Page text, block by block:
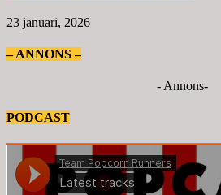
23 januari, 2026
– ANNONS –
- Annons-
PODCAST